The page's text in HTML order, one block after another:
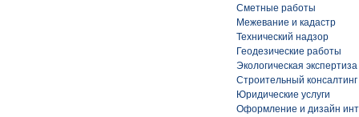
Сметные работы
Межевание и кадастр
Технический надзор
Геодезические работы
Экологическая экспертиза
Строительный консалтинг
Юридические услуги
Оформление и дизайн